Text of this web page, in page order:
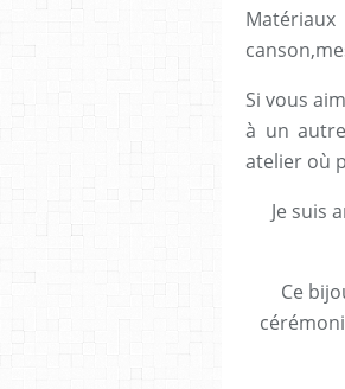
Si vous
à un
atelier où
Je suis
Ce